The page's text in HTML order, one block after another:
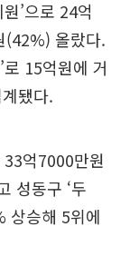
’으로 24억
(42%) 올랐다.
15억원에 거
됐다.
33억7000만원
성동구 ‘두
상승해 5위에